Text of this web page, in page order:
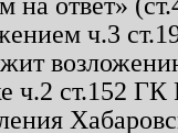
ч.3
ч.2 ст.152